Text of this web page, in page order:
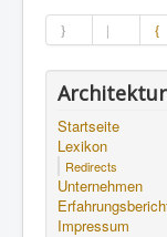
Startseite
Lexikon
Redirects
Unternehmen
Impressum